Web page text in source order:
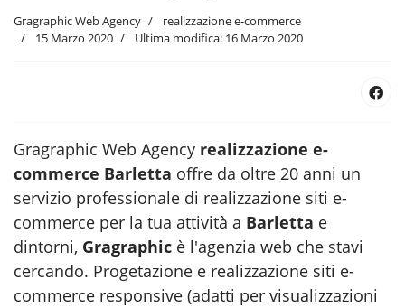
Gragraphic Web Agency
realizzazione e-commerce
15 Marzo 2020
Ultima modifica: 16 Marzo 2020
Gragraphic Web Agency realizzazione e-
commerce Barletta offre da oltre 20 anni un
servizio professionale di realizzazione siti e-
commerce per la tua attività a Barletta e
dintorni, Gragraphic è l'agenzia web che stavi
cercando. Progetazione e realizzazione siti e-
commerce responsive (adatti per visualizzazioni